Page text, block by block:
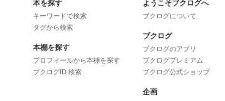
本を探す
キーワードで検索
タグから検索
本棚を探す
プロフィールから本棚を探す
ブクログID 検索
ようこそブクログへ
ブクログについて
ブクログ
ブクログのアプリ
ブクログプレミアム
ブクログ公式ショップ
企画